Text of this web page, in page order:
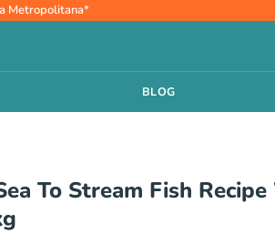
Metropolitana*
BLOG
To Stream Fish